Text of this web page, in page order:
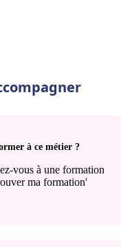
à ce métier ?
vous à une formation
ma formation'